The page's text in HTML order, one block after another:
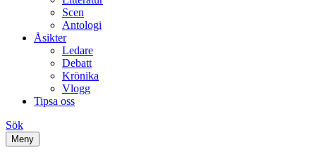
Scen
Antologi
Åsikter
Ledare
Debatt
Krönika
Vlogg
Tipsa oss
Sök
Meny